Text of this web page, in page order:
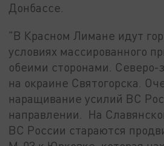
Донбассе.
"В Красном Лимане идут
условиях массированного
обеими сторонами. Северо-
на окраине Святогорска.
наращивание усилий ВС
направлении. На
ВС России стараются